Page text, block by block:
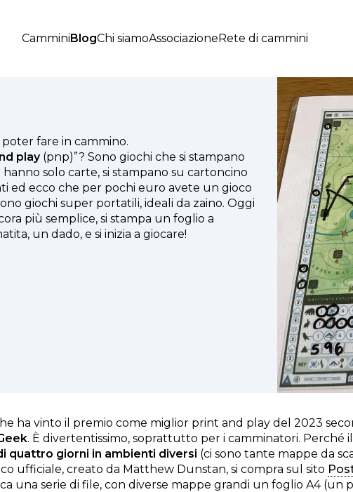
CamminiBlogChi siamoAssociazioneRete di cammini
fare in cammino.
play(pnp)”? Sono giochi che si stampano
solo carte, si stampano su cartoncino
ed ecco che per pochi euro avete un gioco
giochi super portatili, ideali da zaino. Oggi
più semplice, si stampa un foglio a
un dado, e si inizia a giocare!
ha vinto il premio come miglior print and play del 2023
. È divertentissimo, soprattutto per i camminatori. Perché
quattro giorni in ambienti diversi (ci sono tante mappe da
ufficiale, creato da Matthew Dunstan, si compra sul sito
una serie di file, con diverse mappe grandi un foglio A4 (un